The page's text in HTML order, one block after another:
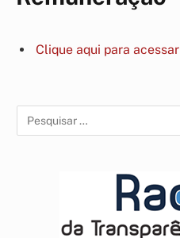
Clique aqui para acessar